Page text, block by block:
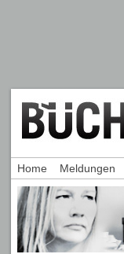
Home Meldungen